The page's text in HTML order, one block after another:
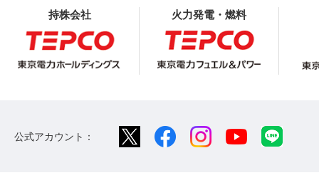
持株会社 火力発電・燃料
公式アカウント：